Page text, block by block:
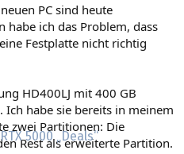
RTX 5000 „Deals“
PC sind heute
habe ich das Problem, dass
Festplatte nicht richtig
HD400LJ mit 400 GB
Ich habe sie bereits in meinem
zwei Partitionen: Die
Rest als erweiterte Partition.